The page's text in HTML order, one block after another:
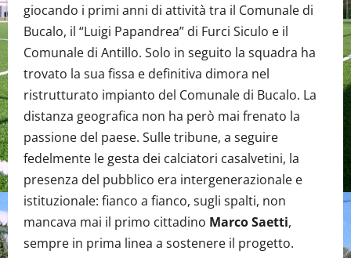
giocando i primi anni di attività tra il Comunale di
Bucalo, il “Luigi Papandrea” di Furci Siculo e il
Comunale di Antillo. Solo in seguito la squadra ha
trovato la sua fissa e definitiva dimora nel
ristrutturato impianto del Comunale di Bucalo. La
distanza geografica non ha però mai frenato la
passione del paese. Sulle tribune, a seguire
fedelmente le gesta dei calciatori casalvetini, la
presenza del pubblico era intergenerazionale e
istituzionale: fianco a fianco, sugli spalti, non
mancava mai il primo cittadino Marco Saetti,
sempre in prima linea a sostenere il progetto.